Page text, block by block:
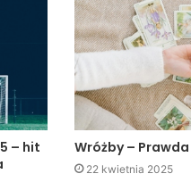
– hit
Wróżby –
22 kwietnia 2025